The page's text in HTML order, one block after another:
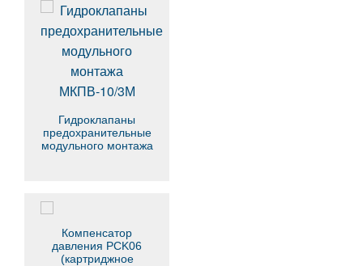
Гидроклапаны
предохранительные
модульного монтажа
Компенсатор
давления PCK06
(картриджное